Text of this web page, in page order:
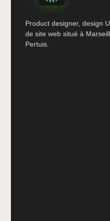
Product designer, design
de site web situé à
Pertuis.